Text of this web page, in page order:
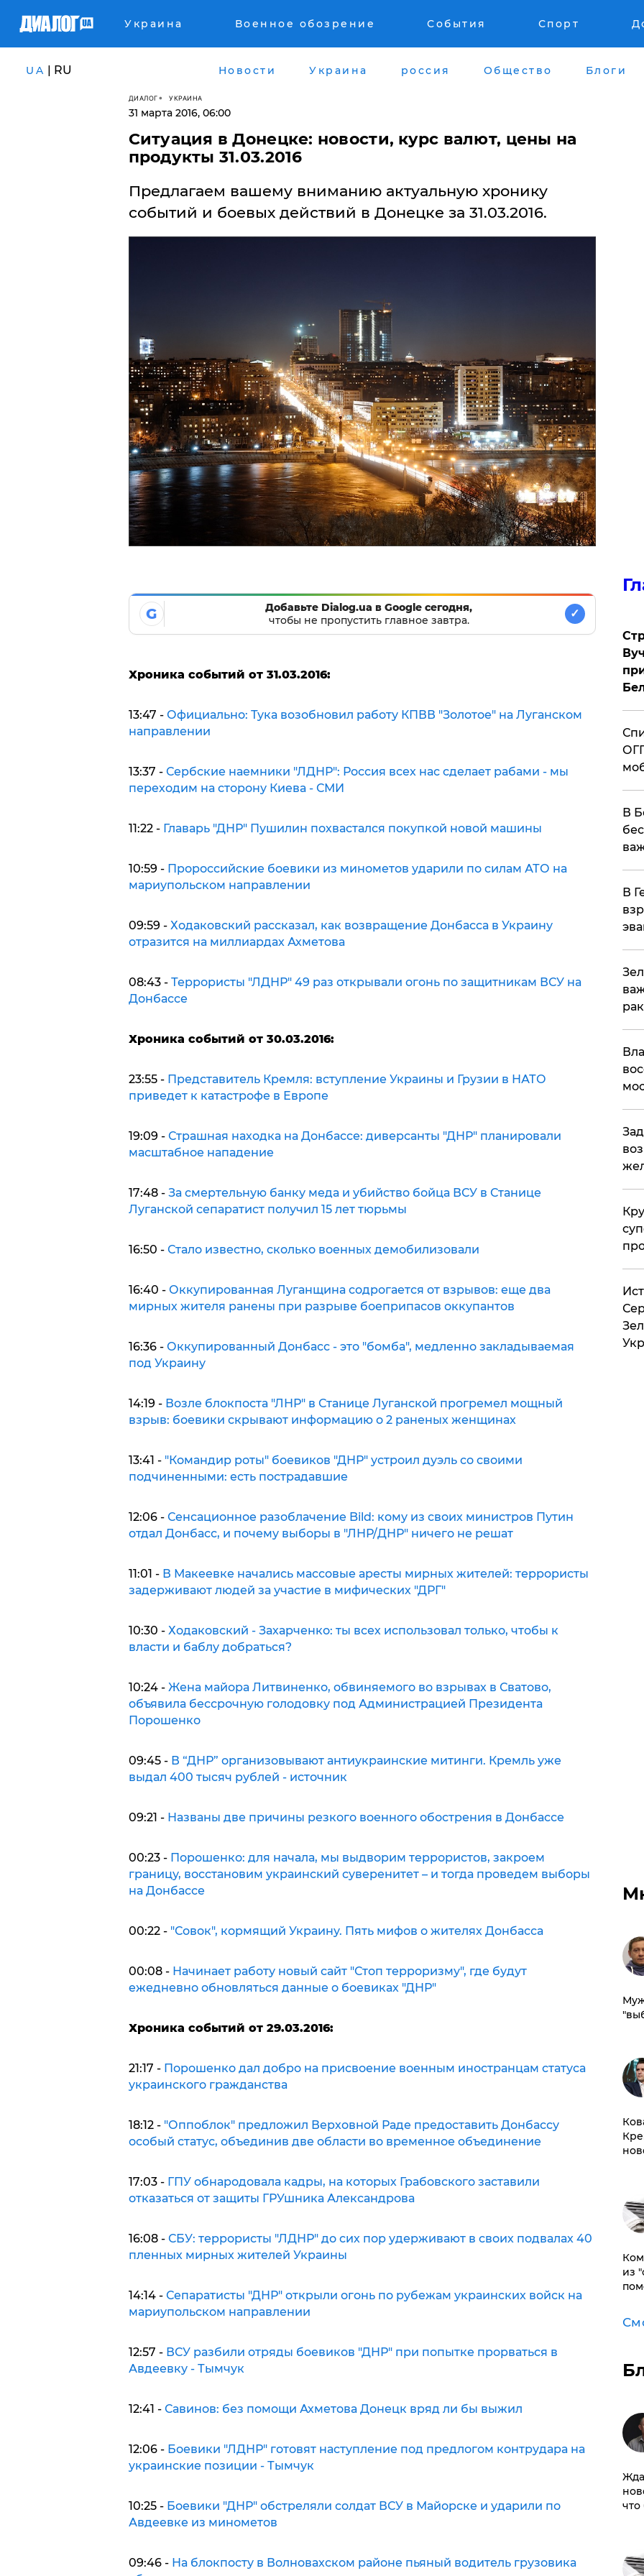
Украина Военное обозрение События Спорт
UA | RU Новости Украина россия Общество Блоги
ДИАЛОГ УКРАИНА
31 марта 2016, 06:00
Ситуация в Донецке: новости, курс валют, цены на
продукты 31.03.2016
Предлагаем вашему вниманию актуальную хронику
событий и боевых действий в Донецке за 31.03.2016.
G
Добавьте Dialog.ua в Google сегодня,
чтобы не пропустить главное завтра.
✓
Хроника событий от 31.03.2016:
13:47 - Официально: Тука возобновил работу КПВВ "Золотое" на Луганском
направлении
13:37 - Сербские наемники "ЛДНР": Россия всех нас сделает рабами - мы
переходим на сторону Киева - СМИ
11:22 - Главарь "ДНР" Пушилин похвастался покупкой новой машины
10:59 - Пророссийские боевики из минометов ударили по силам АТО на
мариупольском направлении
09:59 - Ходаковский рассказал, как возвращение Донбасса в Украину
отразится на миллиардах Ахметова
08:43 - Террористы "ЛДНР" 49 раз открывали огонь по защитникам ВСУ на
Донбассе
Хроника событий от 30.03.2016:
23:55 - Представитель Кремля: вступление Украины и Грузии в НАТО
приведет к катастрофе в Европе
19:09 - Страшная находка на Донбассе: диверсанты "ДНР" планировали
масштабное нападение
17:48 - За смертельную банку меда и убийство бойца ВСУ в Станице
Луганской сепаратист получил 15 лет тюрьмы
16:50 - Стало известно, сколько военных демобилизовали
16:40 - Оккупированная Луганщина содрогается от взрывов: еще два
мирных жителя ранены при разрыве боеприпасов оккупантов
16:36 - Оккупированный Донбасс - это "бомба", медленно закладываемая
под Украину
14:19 - Возле блокпоста "ЛНР" в Станице Луганской прогремел мощный
взрыв: боевики скрывают информацию о 2 раненых женщинах
13:41 - "Командир роты" боевиков "ДНР" устроил дуэль со своими
подчиненными: есть пострадавшие
12:06 - Сенсационное разоблачение Bild: кому из своих министров Путин
отдал Донбасс, и почему выборы в "ЛНР/ДНР" ничего не решат
11:01 - В Макеевке начались массовые аресты мирных жителей: террористы
задерживают людей за участие в мифических "ДРГ"
10:30 - Ходаковский - Захарченко: ты всех использовал только, чтобы к
власти и баблу добраться?
10:24 - Жена майора Литвиненко, обвиняемого во взрывах в Сватово,
объявила бессрочную голодовку под Администрацией Президента
Порошенко
09:45 - В “ДНР” организовывают антиукраинские митинги. Кремль уже
выдал 400 тысяч рублей - источник
09:21 - Названы две причины резкого военного обострения в Донбассе
00:23 - Порошенко: для начала, мы выдворим террористов, закроем
границу, восстановим украинский суверенитет – и тогда проведем выборы
на Донбассе
00:22 - "Совок", кормящий Украину. Пять мифов о жителях Донбасса
00:08 - Начинает работу новый сайт "Стоп терроризму", где будут
ежедневно обновляться данные о боевиках "ДНР"
Хроника событий от 29.03.2016:
21:17 - Порошенко дал добро на присвоение военным иностранцам статуса
украинского гражданства
18:12 - "Оппоблок" предложил Верховной Раде предоставить Донбассу
особый статус, объединив две области во временное объединение
17:03 - ГПУ обнародовала кадры, на которых Грабовского заставили
отказаться от защиты ГРУшника Александрова
16:08 - СБУ: террористы "ЛДНР" до сих пор удерживают в своих подвалах 40
пленных мирных жителей Украины
14:14 - Сепаратисты "ДНР" открыли огонь по рубежам украинских войск на
мариупольском направлении
12:57 - ВСУ разбили отряды боевиков "ДНР" при попытке прорваться в
Авдеевку - Тымчук
12:41 - Савинов: без помощи Ахметова Донецк вряд ли бы выжил
12:06 - Боевики "ЛДНР" готовят наступление под предлогом контрудара на
украинские позиции - Тымчук
10:25 - Боевики "ДНР" обстреляли солдат ВСУ в Майорске и ударили по
Авдеевке из минометов
09:46 - На блокпосту в Волновахском районе пьяный водитель грузовика
В
В
из
что